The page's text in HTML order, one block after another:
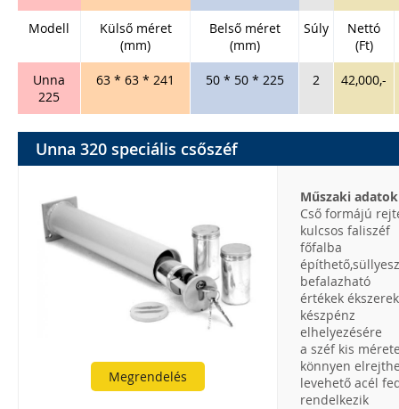
Modell
Külső méret
(mm)
Belső méret
(mm)
Súly
Nettó
(Ft)
Unna
225
63 * 63 * 241 50 * 50 * 225 2 42,000,-
Unna 320 speciális csőszéf
Megrendelés
Műszaki adatok
Cső formájú
kulcsos faliszéf
főfalba
befalazható
értékek
készpénz
elhelyezésére
a széf kis
könnyen
levehető acél
rendelkezik